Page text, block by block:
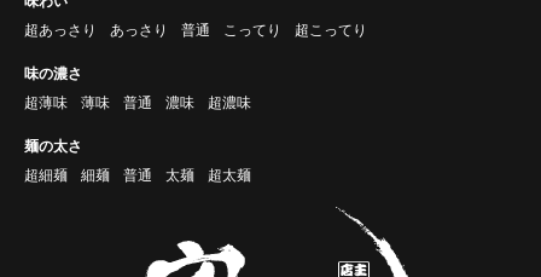
超あっさり
あっさり 普通 こってり 超こってり
味の濃さ
超薄味
薄味 普通 濃味 超濃味
麺の太さ
超細麺
細麺 普通 太麺 超太麺